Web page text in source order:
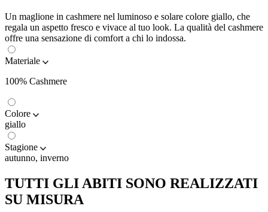
Un maglione in cashmere nel luminoso e solare colore giallo, che
regala un aspetto fresco e vivace al tuo look. La qualità del cashmere
offre una sensazione di comfort a chi lo indossa.
Materiale
100% Cashmere
Colore
giallo
Stagione
autunno, inverno
TUTTI GLI ABITI SONO REALIZZATI
SU MISURA